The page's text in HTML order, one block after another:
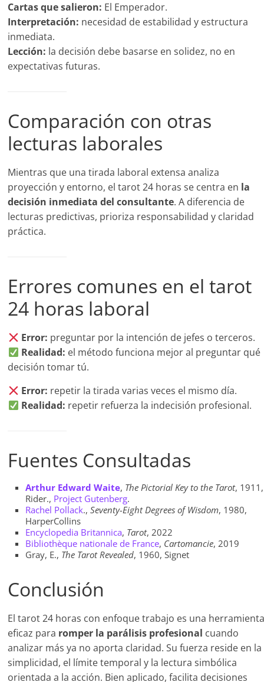
Cartas que salieron: El Emperador.
Interpretación: necesidad de estabilidad y estructura
inmediata.
Lección: la decisión debe basarse en solidez, no en
expectativas futuras.
Comparación con otras
lecturas laborales
Mientras que una tirada laboral extensa analiza
proyección y entorno, el tarot 24 horas se centra en la
decisión inmediata del consultante. A diferencia de
lecturas predictivas, prioriza responsabilidad y claridad
práctica.
Errores comunes en el tarot
24 horas laboral
Error: preguntar por la intención de jefes o terceros.
Realidad: el método funciona mejor al preguntar qué
decisión tomar tú.
Error: repetir la tirada varias veces el mismo día.
Realidad: repetir refuerza la indecisión profesional.
Fuentes Consultadas
Arthur Edward Waite, The Pictorial Key to the Tarot, 1911,
Rider., Project Gutenberg.
Rachel Pollack.,Seventy-Eight Degrees of Wisdom, 1980,
HarperCollins
Encyclopedia Britannica, Tarot, 2022
Bibliothèque nationale de France, Cartomancie, 2019
Gray, E., The Tarot Revealed, 1960, Signet
Conclusión
El tarot 24 horas con enfoque trabajo es una
eficaz para romper la parálisis profesional cuando
analizar más ya no aporta claridad. Su fuerza reside en la
simplicidad, el límite temporal y la lectura simbólica
orientada a la acción. Bien aplicado, facilita decisiones